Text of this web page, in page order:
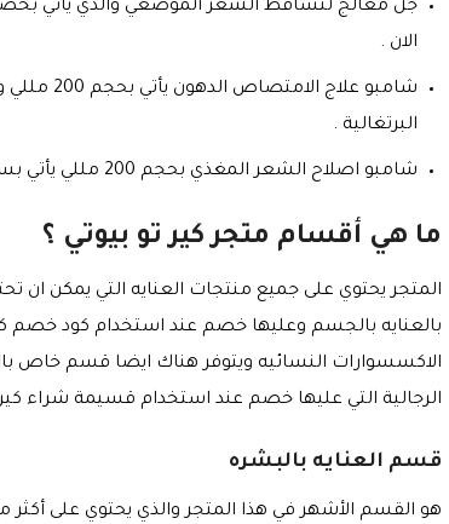
الان .
البرتغالية .
شامبو اصلاح الشعر المغذي بحجم 200 مللي يأتي بسعر 44 درهم عند استخدام كود خصم كير تو بيوتي .
ما هي أقسام متجر كير تو بيوتي ؟
المتجر يحتوي على جميع منتجات العنايه التي يمكن ان
بالعنايه بالجسم وعليها خصم عند استخدام كود خصم
الاكسسوارات النسائيه ويتوفر هناك ايضا قسم
الرجالية التي عليها خصم عند استخدام قسيمة شراء كير
قسم العنايه بالبشره